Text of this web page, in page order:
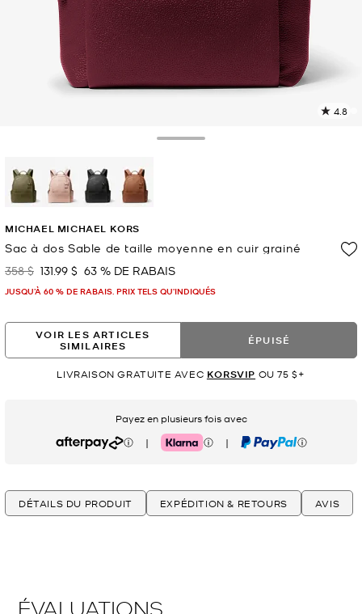
4.8
MICHAEL MICHAEL KORS
Sac à dos Sable de taille moyenne en cuir grainé
était
358 $ maintenant
131.99 $ 63 % DE RABAIS
JUSQU’À 60 % DE RABAIS. PRIX TELS QU'INDIQUÉS
VOIR LES ARTICLES
SIMILAIRES
ÉPUISÉ
LIVRAISON GRATUITE AVEC KORSVIP OU 75 $+
Payez en plusieurs fois avec
Afterpay | Klarna | PayPal
DÉTAILS DU PRODUIT EXPÉDITION & RETOURS AVIS